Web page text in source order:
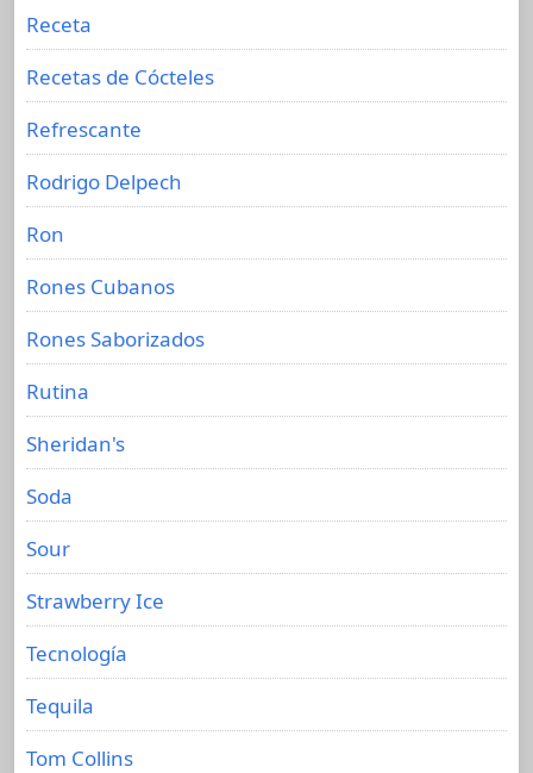
Receta
Recetas de Cócteles
Refrescante
Rodrigo Delpech
Ron
Rones Cubanos
Rones Saborizados
Rutina
Sheridan's
Soda
Sour
Strawberry Ice
Tecnología
Tequila
Tom Collins